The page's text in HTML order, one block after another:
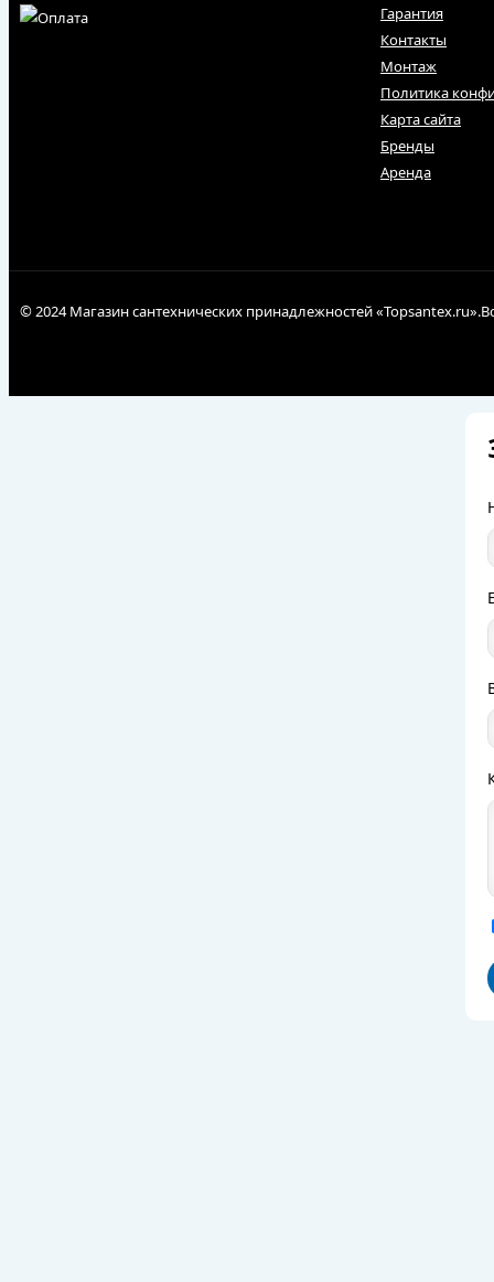
Гарантия
Контакты
Монтаж
Политика
Карта сайта
Бренды
Аренда
© 2024 Магазин сантехнических принадлежностей